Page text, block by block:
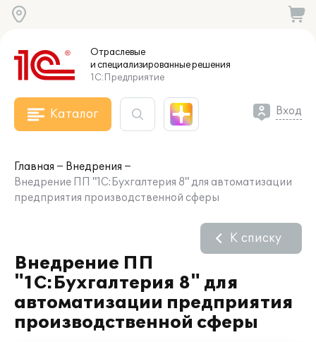
Отраслевые
и специализированныерешения
1С:Предприятие
Каталог Вход
Главная
Внедрения
Внедрение ПП "1С:Бухгалтерия 8" для автоматизации
предприятия производственной сферы
Внедрение ПП
"1С:Бухгалтерия 8" для
автоматизации предприятия
производственной сферы
К списку